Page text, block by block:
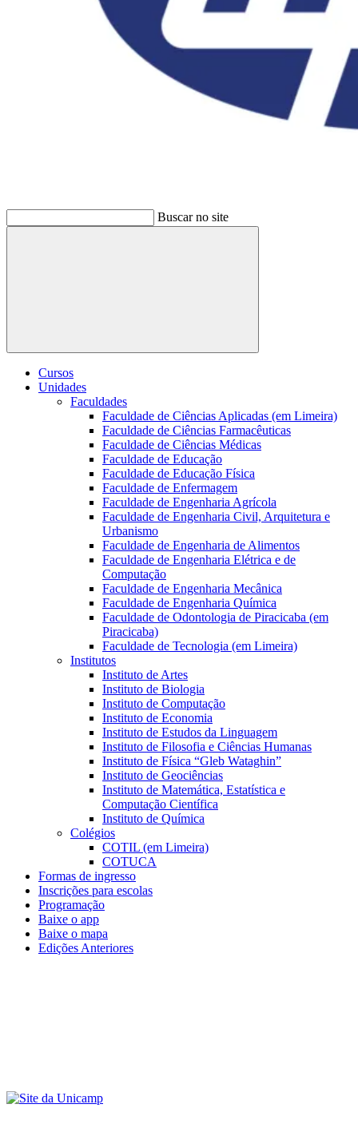
Buscar no site
Buscar
Cursos
Unidades
Faculdades
Faculdade de Ciências Aplicadas (em Limeira)
Faculdade de Ciências Farmacêuticas
Faculdade de Ciências Médicas
Faculdade de Educação
Faculdade de Educação Física
Faculdade de Enfermagem
Faculdade de Engenharia Agrícola
Faculdade de Engenharia Civil, Arquitetura e
Urbanismo
Faculdade de Engenharia de Alimentos
Faculdade de Engenharia Elétrica e de
Computação
Faculdade de Engenharia Mecânica
Faculdade de Engenharia Química
Faculdade de Odontologia de Piracicaba (em
Piracicaba)
Faculdade de Tecnologia (em Limeira)
Institutos
Instituto de Artes
Instituto de Biologia
Instituto de Computação
Instituto de Economia
Instituto de Estudos da Linguagem
Instituto de Filosofia e Ciências Humanas
Instituto de Física “Gleb Wataghin”
Instituto de Geociências
Instituto de Matemática, Estatística e
Computação Científica
Instituto de Química
Colégios
COTIL (em Limeira)
COTUCA
Formas de ingresso
Inscrições para escolas
Programação
Baixe o app
Baixe o mapa
Edições Anteriores